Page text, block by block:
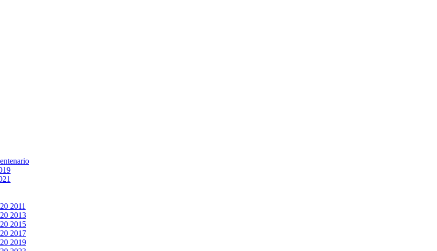
2011
2013
2015
2017
2019